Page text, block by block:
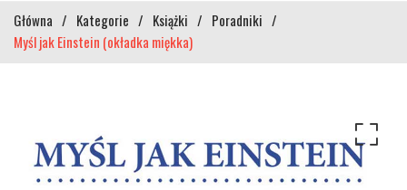
Główna / Kategorie / Książki / Poradniki /
Myśl jak Einstein (okładka miękka)